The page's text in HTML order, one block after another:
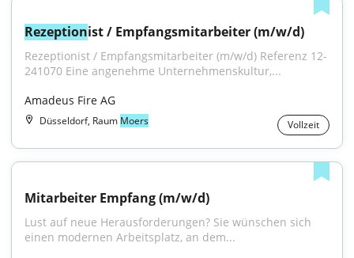
Rezeptionist / Empfangsmitarbeiter (m/w/d)
Rezeptionist / Empfangsmitarbeiter (m/w/d) Referenz 12-
241070 Eine angenehme Unternehmenskultur,...
Amadeus Fire AG
Düsseldorf, Raum Moers Vollzeit
Mitarbeiter Empfang (m/w/d)
Lust auf neue Herausforderungen? Sie wünschen sich
einen modernen Arbeitsplatz, an dem...